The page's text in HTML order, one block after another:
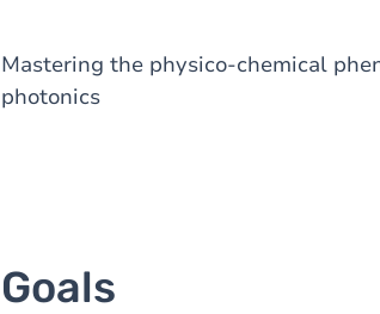
Mastering the physico-chemical
photonics
Goals